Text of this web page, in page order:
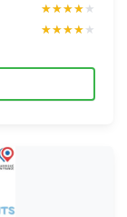
★★★★★
★★★★★
★★★★★
★★★★★